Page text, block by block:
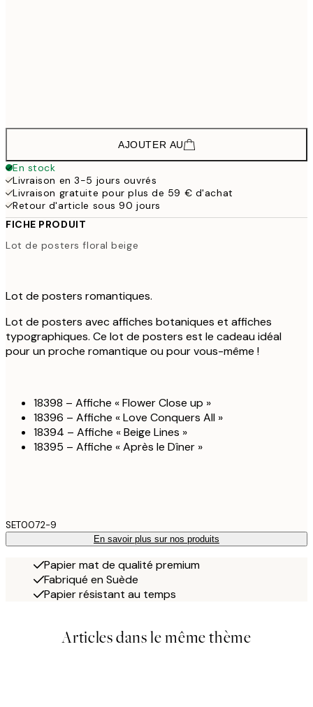
AJOUTER AU
En stock
Livraison en 3-5 jours ouvrés
Livraison gratuite pour plus de 59 € d'achat
Retour d'article sous 90 jours
FICHE PRODUIT
Lot de posters floral beige
Lot de posters romantiques.
Lot de posters avec affiches botaniques et affiches
typographiques. Ce lot de posters est le cadeau idéal
pour un proche romantique ou pour vous-même !
18398 – Affiche « Flower Close up »
18396 – Affiche « Love Conquers All »
18394 – Affiche « Beige Lines »
18395 – Affiche « Après le Dîner »
SET0072-9
En savoir plus sur nos produits
Papier mat de qualité premium
Fabriqué en Suède
Papier résistant au temps
Articles dans le même thème